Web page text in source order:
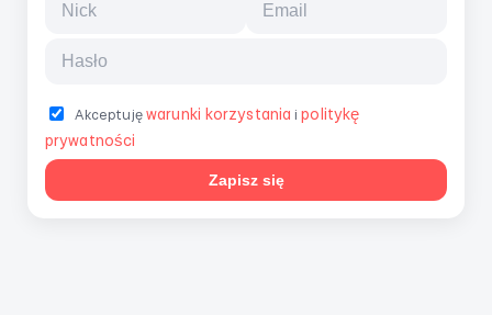
Akceptujęwarunki korzystania ipolitykę
prywatności
Zapisz się